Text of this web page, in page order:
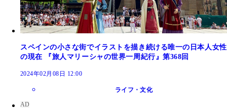
スペインの小さな街でイラストを描き続ける唯一の日本人女性
の現在 『旅人マリーシャの世界一周紀行』第368回
2024年02月08日 12:00
ライフ・文化